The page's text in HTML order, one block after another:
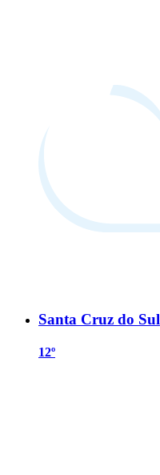
Santa Cruz do Sul
12º